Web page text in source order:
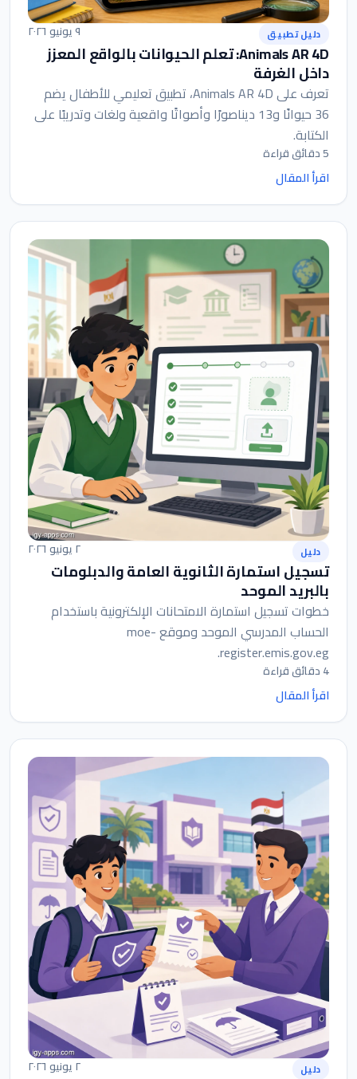
دليل تطبيق ٩ يونيو ٢٠٢٦
Animals AR 4D: تعلم الحيوانات بالواقع المعزز
داخل الغرفة
تعرف على Animals AR 4D، تطبيق تعليمي للأطفال يضم
36 حيوانًا و13 ديناصورًا وأصواتًا واقعية ولغات وتدريبًا على
الكتابة.
5 دقائق قراءة
اقرأ المقال
دليل ٢ يونيو ٢٠٢٦
تسجيل استمارة الثانوية العامة والدبلومات
بالبريد الموحد
خطوات تسجيل استمارة الامتحانات الإلكترونية باستخدام
الحساب المدرسي الموحد وموقع moe-
register.emis.gov.eg.
4 دقائق قراءة
اقرأ المقال
دليل ٢ يونيو ٢٠٢٦